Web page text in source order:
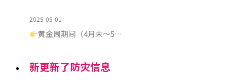
2025-05-01
黄金周期间（4月末～5…
新更新了防灾信息